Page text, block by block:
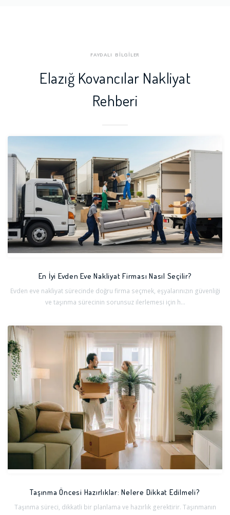
FAYDALI BİLGİLER
Elazığ Kovancılar Nakliyat
Rehberi
En İyi Evden Eve Nakliyat Firması Nasıl Seçilir?
Evden eve nakliyat sürecinde doğru firma seçmek, eşyalarınızın güvenliği
ve taşınma sürecinin sorunsuz ilerlemesi için h...
Taşınma Öncesi Hazırlıklar: Nelere Dikkat Edilmeli?
Taşınma süreci, dikkatli bir planlama ve hazırlık gerektirir. Taşınmanın